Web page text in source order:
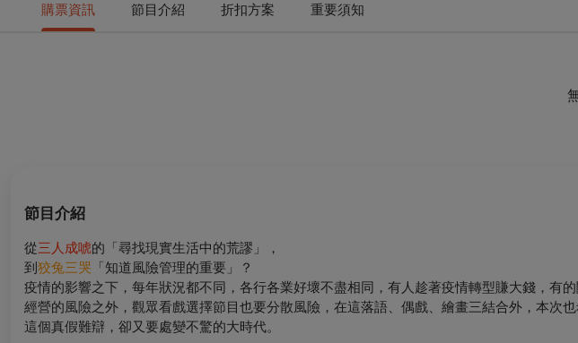
購票資訊 節目介紹 折扣方案 重要須知
節目介紹
從三人成唬的「尋找現實生活中的荒謬」，
到 狡兔三哭 「知道風險管理的重要」？
疫情的影響之下，每年狀況都不同，各行各業好壞不盡相同，有人趁著疫情轉型賺大錢，有
經營的風險之外，觀眾看戲選擇節目也要分散風險，在這落語、偶戲、繪畫三結合外，本次
這個真假難辯，卻又要處變不驚的大時代。